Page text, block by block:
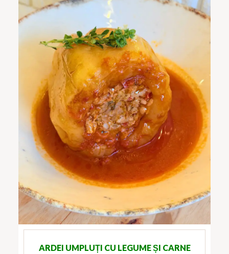
ARDEI UMPLUȚI CU LEGUME ȘI CARNE